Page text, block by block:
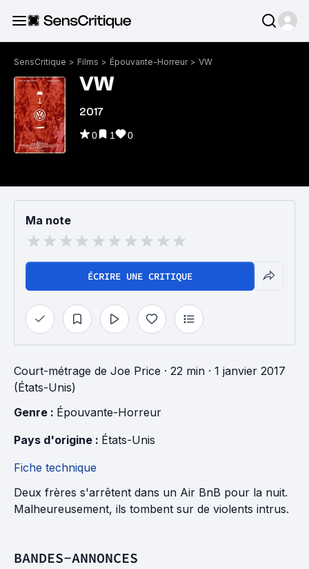
SensCritique > Films > Épouvante-Horreur > VW
VW
2017
0 1 0
Ma note
ÉCRIRE UNE CRITIQUE
Court-métrage de Joe Price · 22 min · 1 janvier 2017
(États-Unis)
Genre : Épouvante-Horreur
Pays d'origine : États-Unis
Fiche technique
Deux frères s'arrêtent dans un Air BnB pour la nuit.
Malheureusement, ils tombent sur de violents intrus.
BANDES-ANNONCES